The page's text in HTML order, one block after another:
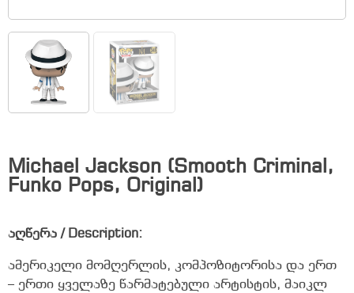
Michael Jackson (Smooth Criminal,
Funko Pops, Original)
აღწერა / Description:
ამერიკელი მომღერლის, კომპოზიტორისა და ერთ
– ერთი ყველაზე წარმატებული არტისტის, მაიკლ